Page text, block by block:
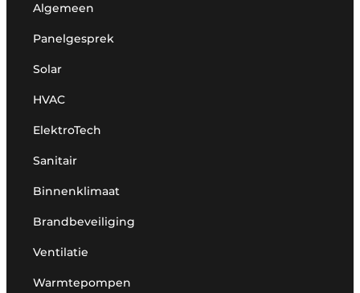
Algemeen
Panelgesprek
Solar
HVAC
ElektroTech
Sanitair
Binnenklimaat
Brandbeveiliging
Ventilatie
Warmtepompen